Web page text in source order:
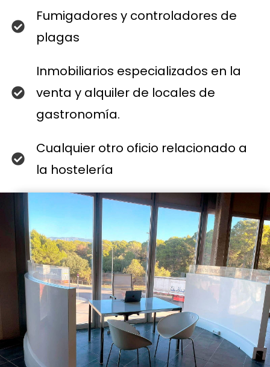
Fumigadores y controladores de
plagas
Inmobiliarios especializados en la
venta y alquiler de locales de
gastronomía.
Cualquier otro oficio relacionado a
la hostelería